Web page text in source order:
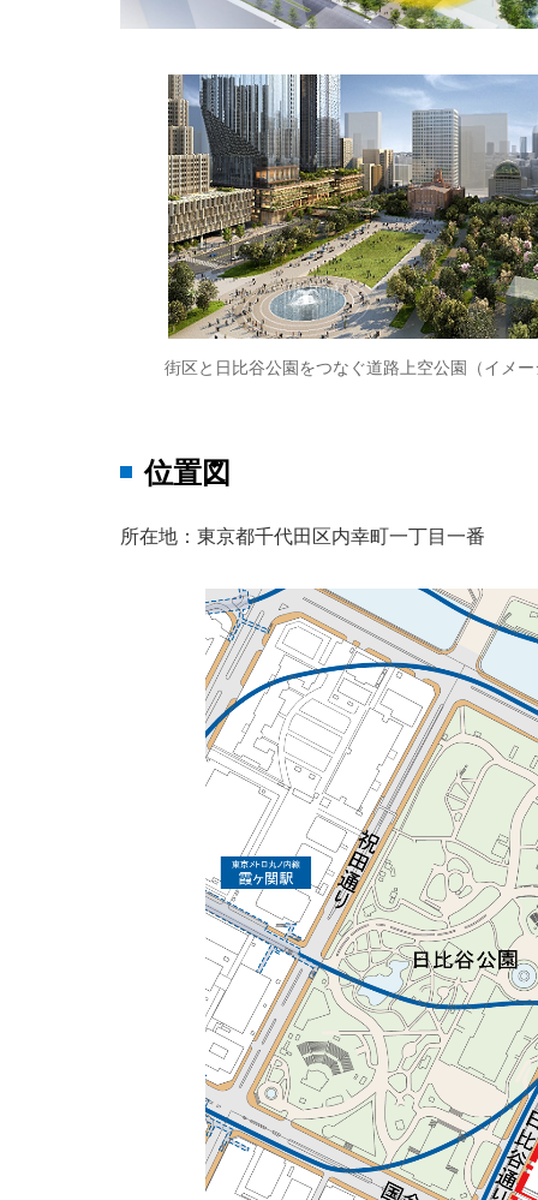
街区と日比谷公園をつなぐ道路上空公園（イメー
位置図
所在地：東京都千代田区内幸町一丁目一番